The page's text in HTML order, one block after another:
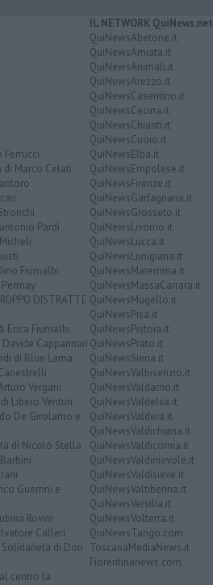
Ferrucci
Marco Celati
Pardi
Fiumalbi
DISTRATTE
Erica Fiumalbi
Cappannari
di Blue Lama
Vergani
Libero Venturi
De Girolamo e
di Nicolò Stella
Guerrini e
Rovini
Calleri
di Don
centro la
IL NETWORK QuiNews.net
QuiNewsAbetone.it
QuiNewsAmiata.it
QuiNewsAnimali.it
QuiNewsArezzo.it
QuiNewsCasentino.it
QuiNewsCecina.it
QuiNewsChianti.it
QuiNewsCuoio.it
QuiNewsElba.it
QuiNewsEmpolese.it
QuiNewsFirenze.it
QuiNewsGarfagnana.it
QuiNewsGrosseto.it
QuiNewsLivorno.it
QuiNewsLucca.it
QuiNewsLunigiana.it
QuiNewsMaremma.it
QuiNewsMassaCarrara.it
QuiNewsMugello.it
QuiNewsPisa.it
QuiNewsPistoia.it
QuiNewsPrato.it
QuiNewsSiena.it
QuiNewsValbisenzio.it
QuiNewsValdarno.it
QuiNewsValdelsa.it
QuiNewsValdera.it
QuiNewsValdichiana.it
QuiNewsValdicornia.it
QuiNewsValdinievole.it
QuiNewsValdisieve.it
QuiNewsValtiberina.it
QuiNewsVersilia.it
QuiNewsVolterra.it
QuiNewsTango.com
ToscanaMediaNews.it
Fiorentinanews.com